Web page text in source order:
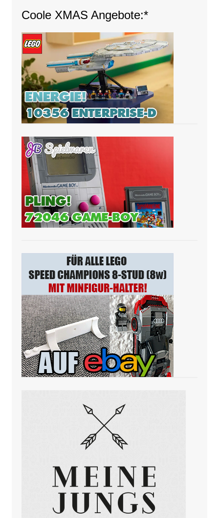
Coole XMAS Angebote:*